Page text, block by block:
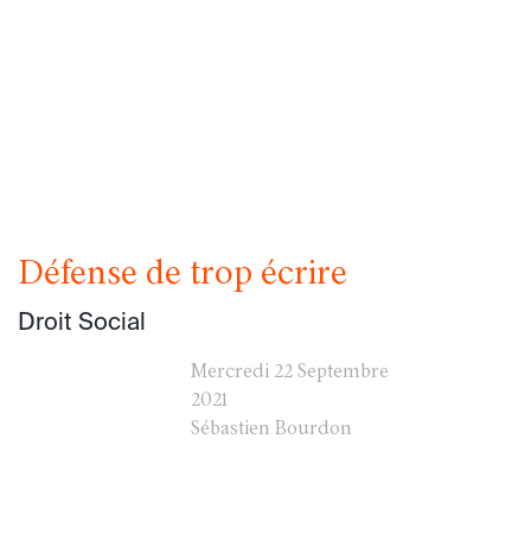
Défense de trop écrire
Droit Social
Mercredi 22 Septembre
2021
Sébastien Bourdon